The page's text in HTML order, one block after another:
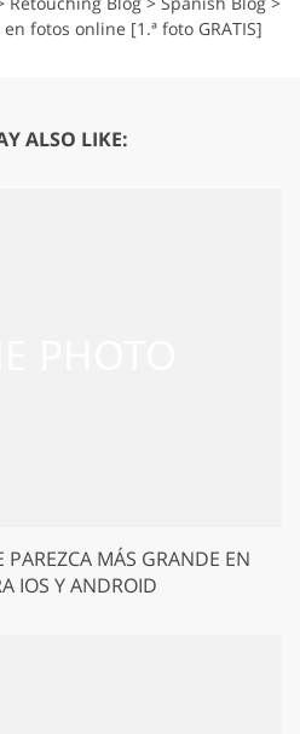
fotos online [1.ª foto GRATIS]
ALSO LIKE:
MÁS GRANDE EN
IOS Y ANDROID